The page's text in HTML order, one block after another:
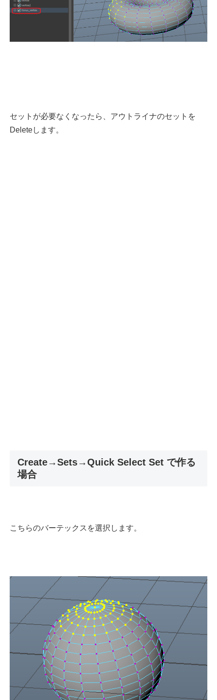
セットが必要なくなったら、アウトライナのセットを
Deleteします。
Create→Sets→Quick Select Set で作る
場合
こちらのバーテックスを選択します。